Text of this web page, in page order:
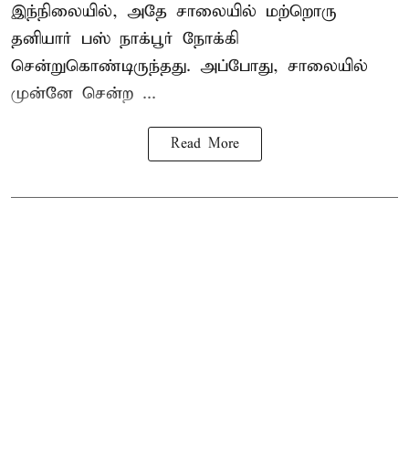
இந்நிலையில், அதே சாலையில் மற்றொரு
தனியார் பஸ் நாக்பூர் நோக்கி
சென்றுகொண்டிருந்தது. அப்போது, சாலையில்
முன்னே சென்ற ...
Read More